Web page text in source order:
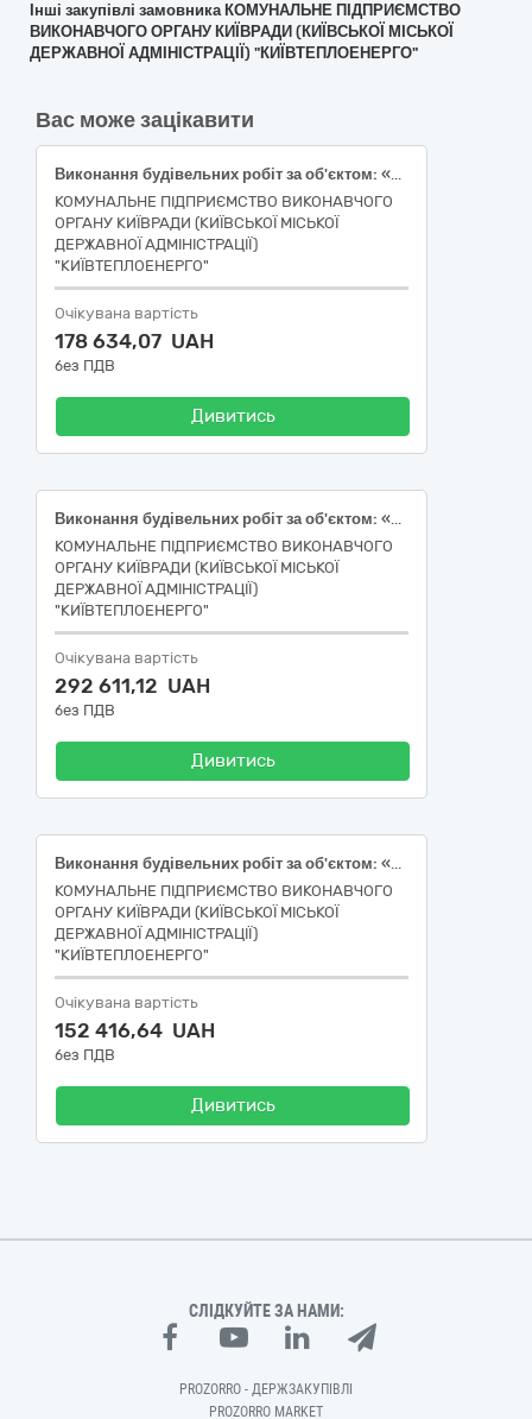
Інші закупівлі замовника КОМУНАЛЬНЕ ПІДПРИЄМСТВО
ВИКОНАВЧОГО ОРГАНУ КИЇВРАДИ (КИЇВСЬКОЇ МІСЬКОЇ
ДЕРЖАВНОЇ АДМІНІСТРАЦІЇ) "КИЇВТЕПЛОЕНЕРГО"
Вас може зацікавити
Виконання будівельних робіт за об'єктом: «Реконструкція інженерних вводів житлових будинків із встановленням вузлів комерційного обліку теплової енергії разом з програмно-апаратною частиною диспетчеризації по вул. Кондратюка Юрія, 2-а, Оболонський район міста Києва»
КОМУНАЛЬНЕ ПІДПРИЄМСТВО ВИКОНАВЧОГО
ОРГАНУ КИЇВРАДИ (КИЇВСЬКОЇ МІСЬКОЇ
ДЕРЖАВНОЇ АДМІНІСТРАЦІЇ)
"КИЇВТЕПЛОЕНЕРГО"
Очікувана вартість
178 634,07 UAH
без ПДВ
Дивитись
Виконання будівельних робіт за об'єктом: «Реконструкція інженерних вводів житлових будинків із встановленням вузлів комерційного обліку теплової енергії разом з програмно-апаратною частиною диспетчеризації по вул. Героїв полку "Азов", 7-а, Оболонський район міста Києва»
КОМУНАЛЬНЕ ПІДПРИЄМСТВО ВИКОНАВЧОГО
ОРГАНУ КИЇВРАДИ (КИЇВСЬКОЇ МІСЬКОЇ
ДЕРЖАВНОЇ АДМІНІСТРАЦІЇ)
"КИЇВТЕПЛОЕНЕРГО"
Очікувана вартість
292 611,12 UAH
без ПДВ
Дивитись
Виконання будівельних робіт за об'єктом: «Реконструкція інженерних вводів житлових будинків із встановленням вузлів комерційного обліку теплової енергії разом з програмно-апаратною частиною диспетчеризації по вул. Спаська, 9, 11, Подільський район міста Києва»
КОМУНАЛЬНЕ ПІДПРИЄМСТВО ВИКОНАВЧОГО
ОРГАНУ КИЇВРАДИ (КИЇВСЬКОЇ МІСЬКОЇ
ДЕРЖАВНОЇ АДМІНІСТРАЦІЇ)
"КИЇВТЕПЛОЕНЕРГО"
Очікувана вартість
152 416,64 UAH
без ПДВ
Дивитись
СЛІДКУЙТЕ ЗА НАМИ:
PROZORRO - ДЕРЖЗАКУПІВЛІ
PROZORRO MARKET